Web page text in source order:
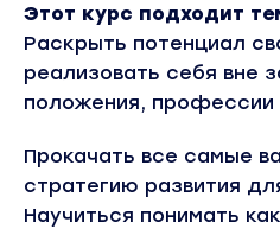
Этот курс подходит
Раскрыть потенциал
реализовать себя вне
положения, профессии
Прокачать все самые
стратегию развития
Научиться понимать